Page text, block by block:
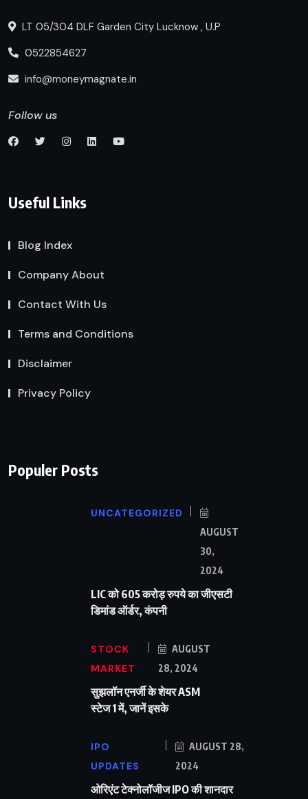
LT 05/304 DLF Garden City Lucknow , U.P
0522854627
info@moneymagnate.in
Follow us
Useful Links
Blog Index
Company About
Contact With Us
Terms and Conditions
Disclaimer
Privacy Policy
Populer Posts
UNCATEGORIZED
AUGUST
30,
2024
LIC को 605 करोड़ रुपये का जीएसटी
डिमांड ऑर्डर, कंपनी
STOCK
MARKET
AUGUST
28, 2024
सुझलॉन एनर्जी के शेयर ASM
स्टेज 1 में, जानें इसके
IPO
UPDATES
AUGUST 28,
2024
ओरिएंट टेक्नोलॉजीज IPO की शानदार